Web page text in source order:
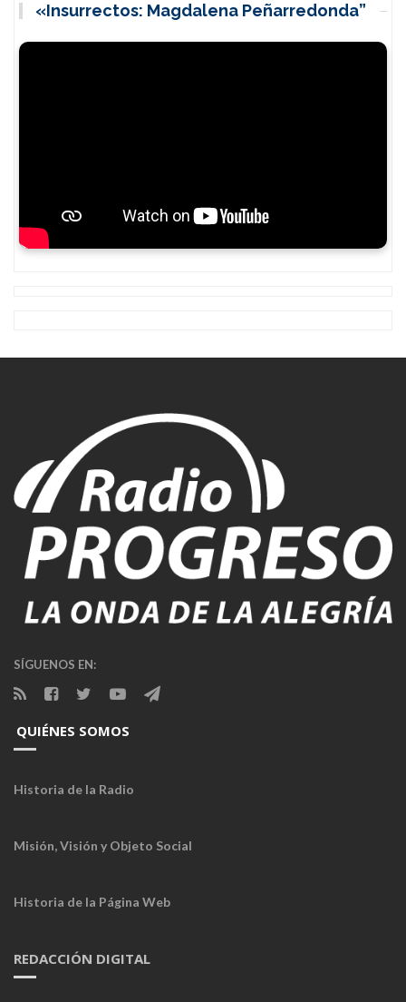
«Insurrectos: Magdalena Peñarredonda”
SÍGUENOS EN:
QUIÉNES SOMOS
Historia de la Radio
Misión, Visión y Objeto Social
Historia de la Página Web
REDACCIÓN DIGITAL